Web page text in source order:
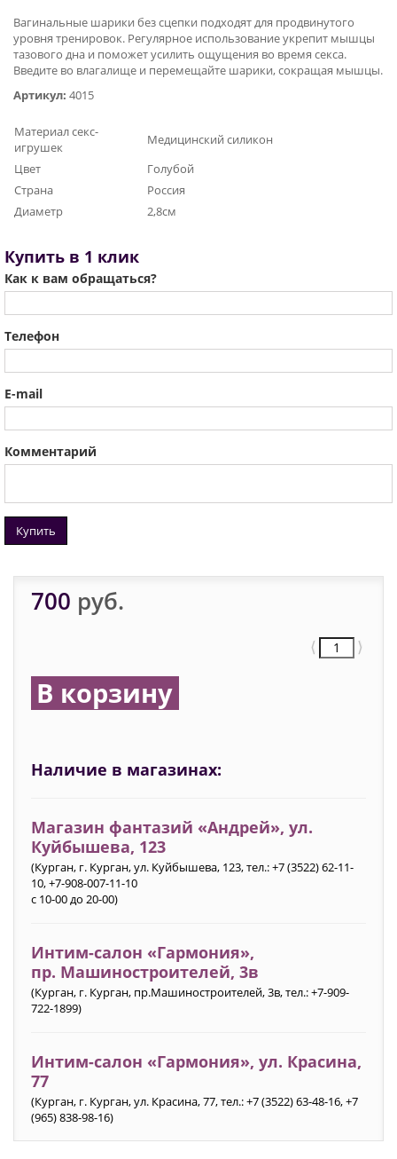
Вагинальные шарики без сцепки подходят для продвинутого
уровня тренировок. Регулярное использование укрепит мышцы
тазового дна и поможет усилить ощущения во время секса.
Введите во влагалище и перемещайте шарики, сокращая мышцы.
Артикул: 4015
Материал секс-
игрушек
Медицинский силикон
Цвет
Голубой
Страна
Россия
Диаметр
2,8см
Купить в 1 клик
Как к вам обращаться?
Телефон
E-mail
Комментарий
Купить
700 руб.
⟨ ⟩
В корзину
Наличие в магазинах:
Магазин фантазий «Андрей», ул.
Куйбышева, 123
(Курган, г. Курган, ул. Куйбышева, 123, тел.: +7 (3522) 62-11-
10, +7-908-007-11-10
с 10-00 до 20-00)
Интим-салон «Гармония»‎,
пр. Машиностроителей, 3в
(Курган, г. Курган, пр.Машиностроителей, 3в, тел.: +7-909-
722-1899)
Интим-салон «Гармония»‎, ул. Красина,
77
(Курган, г. Курган, ул. Красина, 77, тел.: +7 (3522) 63-48-16, +7
(965) 838-98-16)